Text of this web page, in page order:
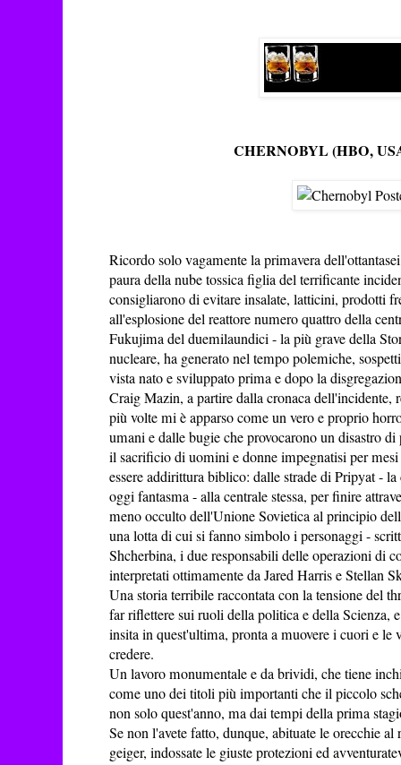
CHERNOBYL (HBO,
Ricordo solo vagamente la primavera
paura della nube tossica figlia del terrificante
consigliarono di evitare insalate, latticini, prodotti
all'esplosione del reattore numero quattro della
Fukujima del duemilaundici - la più grave della
nucleare, ha generato nel tempo polemiche,
vista nato e sviluppato prima e dopo la
Craig Mazin, a partire dalla cronaca dell'incidente,
più volte mi è apparso come un vero e proprio
umani e dalle bugie che provocarono un disastro
il sacrificio di uomini e donne impegnatisi per
essere addirittura biblico: dalle strade di Pripyat -
oggi fantasma - alla centrale stessa, per finire
meno occulto dell'Unione Sovietica al principio
una lotta di cui si fanno simbolo i personaggi -
Shcherbina, i due responsabili delle operazioni di
interpretati ottimamente da Jared Harris e Stellan
Una storia terribile raccontata con la tensione del
far riflettere sui ruoli della politica e della Scienza,
insita in quest'ultima, pronta a muovere i cuori e le
credere.
Un lavoro monumentale e da brividi, che tiene
come uno dei titoli più importanti che il piccolo
non solo quest'anno, ma dai tempi della prima
Se non l'avete fatto, dunque, abituate le orecchie
geiger, indossate le giuste protezioni ed